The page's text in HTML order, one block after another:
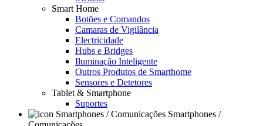
Smart Home
Botões e Comandos
Camaras de Vigilância
Electricidade
Hubs e Bridges
Iluminação Inteligente
Outros Produtos de Smarthome
Sensores e Detetores
Tablet & Smartphone
Suportes
Smartphones /